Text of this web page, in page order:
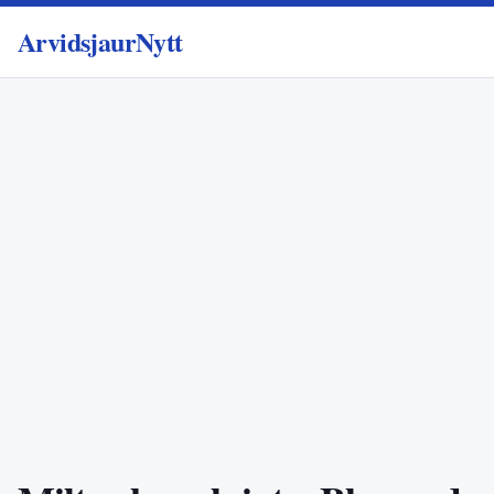
ArvidsjaurNytt